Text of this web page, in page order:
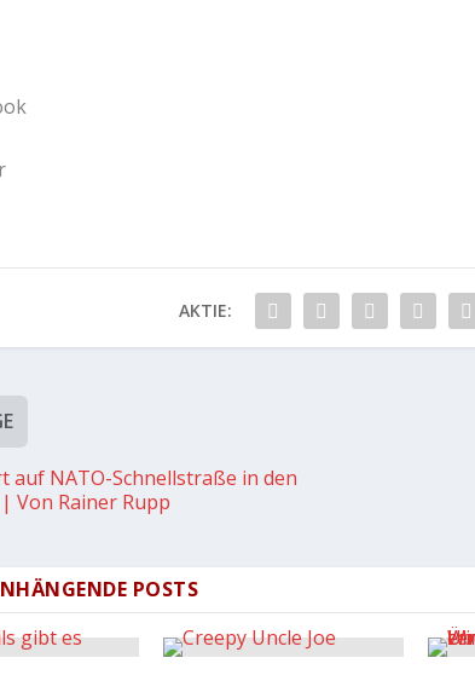
AKTIE:
auf NATO-Schnellstraße in den
Von Rainer Rupp
POSTS